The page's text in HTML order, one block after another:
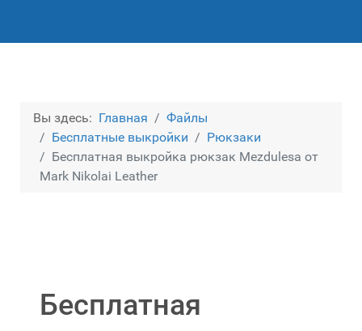
Вы здесь: Главная
Файлы
Бесплатные выкройки
Рюкзаки
Бесплатная выкройка рюкзак Mezdulesa от
Mark Nikolai Leather
Бесплатная